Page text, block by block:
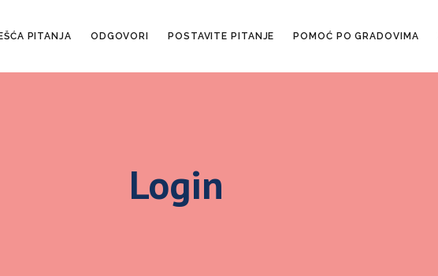
PITANJA ODGOVORI POSTAVITE PITANJE POMOĆ PO GRADOVIMA
Login